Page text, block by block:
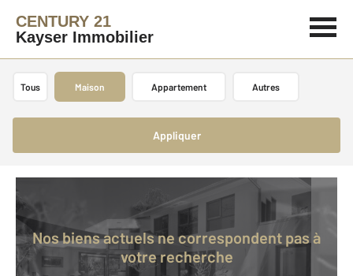
CENTURY 21
Kayser Immobilier
Tous Maison Appartement Autres
Appliquer
Nos biens actuels ne correspondent pas à
votre recherche